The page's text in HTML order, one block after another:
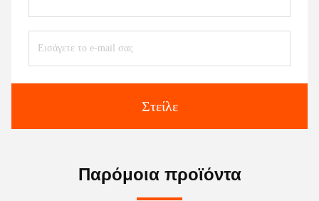
Στείλε
Παρόμοια προϊόντα